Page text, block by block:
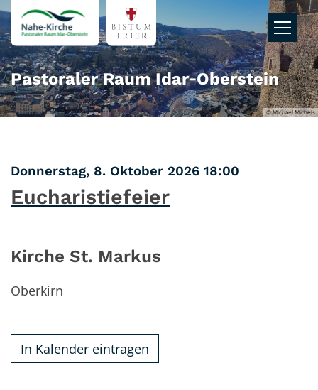
Zum Inhalt springen
© Michael Michels
Pastoraler Raum Idar‑Oberstein
Donnerstag, 8. Oktober 2026 18:00
Eucharistiefeier
Kirche St. Markus
Oberkirn
In Kalender eintragen